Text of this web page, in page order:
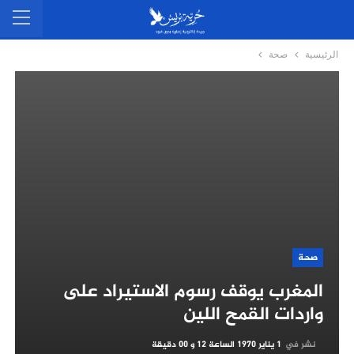
الرئيسية صحة
صحة
المغرب يوقف رسوم الاستيراد على
واردات القمح اللين
نشر في 1 يناير 1970 الساعة 12 و 00 دقيقة